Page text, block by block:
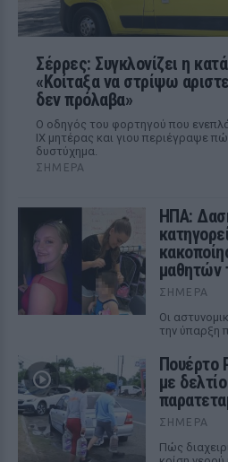
Σέρρες: Συγκλονίζει η
«Κοίταξα να στρίψω
δεν πρόλαβα»
Ο οδηγός του φορτηγού που
ΙΧ μητέρας και γιου περιέγραψε
δυστύχημα.
ΣΉΜΕΡΑ
ΗΠΑ:
μαθητών
ΣΉΜΕΡΑ
Οι
την ύπαρξη
Πουέρτο
με
ΣΉΜΕΡΑ
Πώς